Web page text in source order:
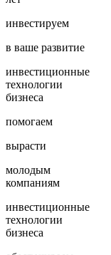
инвестируем
в ваше развитие
инвестиционные
технологии
бизнеса
помогаем
вырасти
молодым
компаниям
инвестиционные
технологии
бизнеса